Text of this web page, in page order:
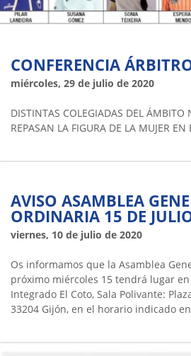
CONFERENCIA
miércoles, 29 de julio de 2020
DISTINTAS COLEGIADAS DEL ÁMBITO
REPASAN LA FIGURA DE LA MUJER EN
AVISO ASAMBLEA
ORDINARIA 15 DE
viernes, 10 de julio de 2020
Os informamos que la Asamblea
próximo miércoles 15 tendrá lugar
Integrado El Coto, Sala Polivante:
33204 Gijón, en el horario indicado